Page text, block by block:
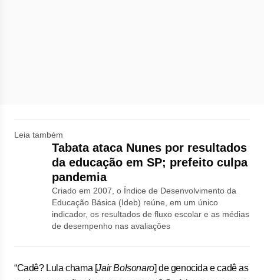
Leia também
Tabata ataca Nunes por resultados
da educação em SP; prefeito culpa
pandemia
Criado em 2007, o Índice de Desenvolvimento da
Educação Básica (Ideb) reúne, em um único
indicador, os resultados de fluxo escolar e as médias
de desempenho nas avaliações
“Cadê? Lula chama [Jair Bolsonaro] de genocida e cadê as